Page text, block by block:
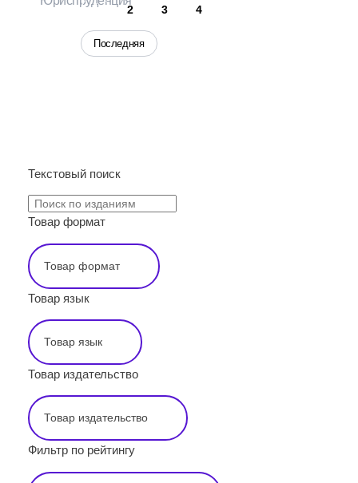
1 2 3 4
Последняя
Текстовый поиск
Товар формат
Товар язык
Товар издательство
Фильтр по рейтингу